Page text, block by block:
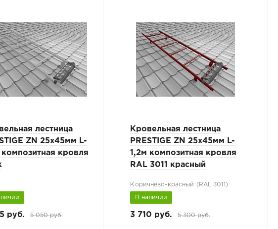
лестница
ZN 25x45мм L-
композитная кровля
руб. 5 050 руб.
Кровельная лестница
PRESTIGE ZN 25x45мм L-
1,2м композитная кровля
RAL 3011 красный
Коричнево-красный (RAL 3011)
В наличии
3 710 руб. 5 300 руб.